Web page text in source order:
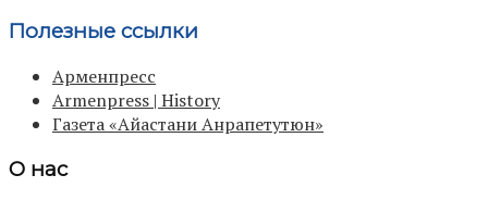
Полезные ссылки
Арменпресс
Armenpress | History
Газета «Айастани Анрапетутюн»
О нас